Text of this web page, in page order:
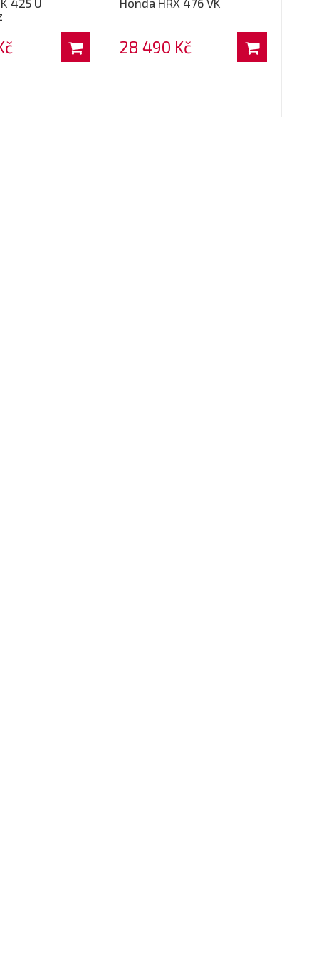
425 U
Honda HRX 476 VK
28 490 Kč